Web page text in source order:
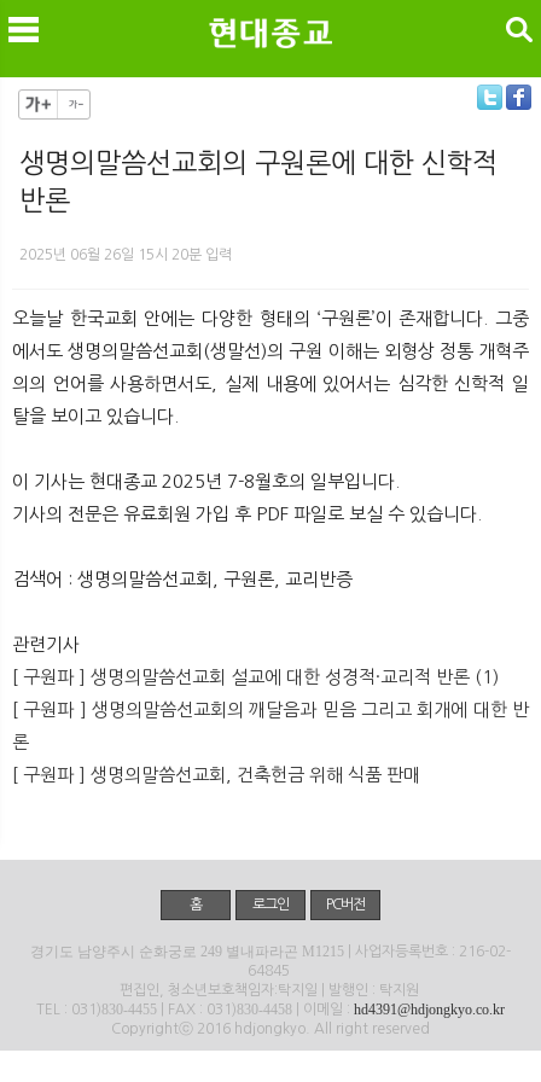
메
검색
생명의말씀선교회의 구원론에 대한 신학적
반론
2025년 06월 26일 15시 20분 입력
오늘날 한국교회 안에는 다양한 형태의 ‘구원론’이 존재합니다. 그중
에서도 생명의말씀선교회(생말선)의 구원 이해는 외형상 정통 개혁주
의의 언어를 사용하면서도, 실제 내용에 있어서는 심각한 신학적 일
탈을 보이고 있습니다.
이 기사는 현대종교 2025년 7-8월호의 일부입니다.
기사의 전문은 유료회원 가입 후 PDF 파일로 보실 수 있습니다.
검색어 : 생명의말씀선교회, 구원론, 교리반증
관련기사
[ 구원파 ] 생명의말씀선교회 설교에 대한 성경적·교리적 반론 (1)
[ 구원파 ] 생명의말씀선교회의 깨달음과 믿음 그리고 회개에 대한 반
론
[ 구원파 ] 생명의말씀선교회, 건축헌금 위해 식품 판매
홈 로그인 PC버전
경기도 남양주시 순화궁로 249 별내파라곤 M1215 | 사업자등록번호 : 216-02-
64845
편집인, 청소년보호책임자:탁지일 | 발행인 : 탁지원
TEL : 031)830-4455 | FAX : 031)830-4458 | 이메일 : hd4391@hdjongkyo.co.kr
Copyrightⓒ 2016 hdjongkyo. All right reserved